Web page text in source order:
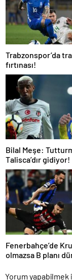
Trabzonspor’da
fırtınası!
Bilal Meşe:
Talisca’dır gidiyor!
Fenerbahçe’de
olmazsa B planı
Yorum yapabilmek